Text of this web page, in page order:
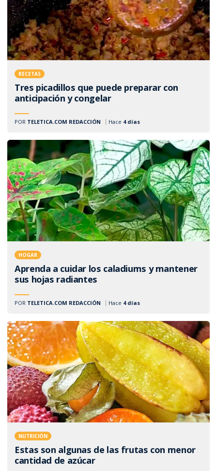
RECETAS
Tres picadillos que puede preparar con
anticipación y congelar
Hace 4 días
POR TELETICA.COM REDACCIÓN
HOGAR
Aprenda a cuidar los caladiums y mantener
sus hojas radiantes
Hace 4 días
POR TELETICA.COM REDACCIÓN
NUTRICIÓN
Estas son algunas de las frutas con menor
cantidad de azúcar